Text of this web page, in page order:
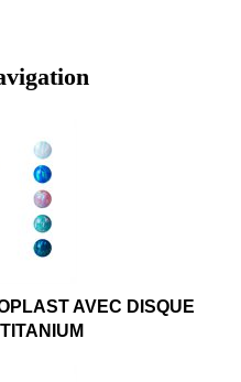
AVEC DISQUE